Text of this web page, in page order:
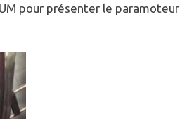
pour présenter le paramoteur